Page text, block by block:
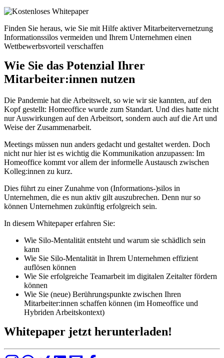
Finden Sie heraus, wie Sie mit Hilfe aktiver Mitarbeitervernetzung
Informationssilos vermeiden und Ihrem Unternehmen einen
Wettbewerbsvorteil verschaffen
Wie Sie das Potenzial Ihrer
Mitarbeiter:innen nutzen
Die Pandemie hat die Arbeitswelt, so wie wir sie kannten, auf den
Kopf gestellt: Homeoffice wurde zum Standart. Und dies hatte nicht
nur Auswirkungen auf den Arbeitsort, sondern auch auf die Art und
Weise der Zusammenarbeit.
Meetings müssen nun anders gedacht und gestaltet werden. Doch
nicht nur hier ist es wichtig die Kommunikation anzupassen: Im
Homeoffice kommt vor allem der informelle Austausch zwischen
Kolleg:innen zu kurz.
Dies führt zu einer Zunahme von (Informations-)silos in
Unternehmen, die es nun aktiv gilt auszubrechen. Denn nur so
können Unternehmen zukünftig erfolgreich sein.
In diesem Whitepaper erfahren Sie:
Wie Silo-Mentalität entsteht und warum sie schädlich sein
kann
Wie Sie Silo-Mentalität in Ihrem Unternehmen effizient
auflösen können
Wie Sie erfolgreiche Teamarbeit im digitalen Zeitalter fördern
können
Wie Sie (neue) Berührungspunkte zwischen Ihren
Mitarbeiter:innen schaffen können (im Homeoffice und
Hybriden Arbeitskontext)
Whitepaper jetzt herunterladen!